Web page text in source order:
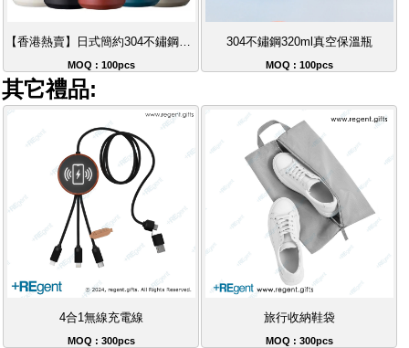
MOQ : 100pcs
304不鏽鋼320ml真空保溫瓶
MOQ : 100pcs
其它禮品:
4合1無線充電線
MOQ : 300pcs
旅行收納鞋袋
MOQ : 300pcs